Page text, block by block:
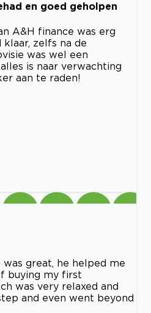
en goed geholpen
A&H finance was erg
zelfs na de
was wel een
is naar verwachting
aan te raden!
great, he helped me
buying my first
was very relaxed and
and even went beyond